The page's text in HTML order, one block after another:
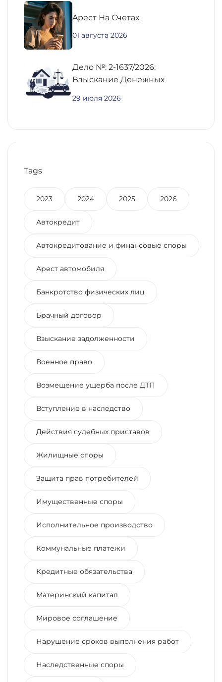
Aрест На Счетах
01 августа 2026
Дело №: 2-1637/2026:
Взыскание Денежных
29 июля 2026
Tags
2023 2024 2025 2026
Автокредит
Автокредитование и финансовые споры
Арест автомобиля
Банкротство физических лиц
Брачный договор
Взыскание задолженности
Военное право
Возмещение ущерба после ДТП
Вступление в наследство
Действия судебных приставов
Жилищные споры
Защита прав потребителей
Имущественные споры
Исполнительное производство
Коммунальные платежи
Кредитные обязательства
Материнский капитал
Мировое соглашение
Нарушение сроков выполнения работ
Наследственные споры